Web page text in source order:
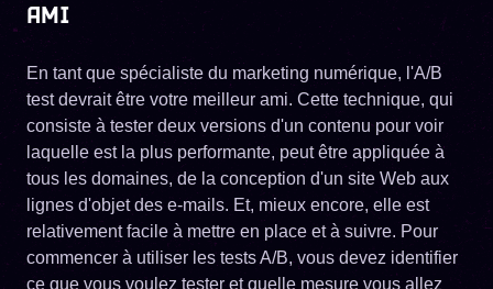
AMI
En tant que spécialiste du marketing numérique, l'A/B
test devrait être votre meilleur ami. Cette technique, qui
consiste à tester deux versions d'un contenu pour voir
laquelle est la plus performante, peut être appliquée à
tous les domaines, de la conception d'un site Web aux
lignes d'objet des e-mails. Et, mieux encore, elle est
relativement facile à mettre en place et à suivre. Pour
commencer à utiliser les tests A/B, vous devez identifier
ce que vous voulez tester et quelle mesure vous allez